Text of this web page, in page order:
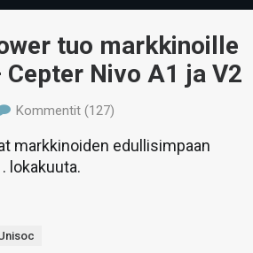
tuo markkinoille
Nivo A1 ja V2
Kommentit (127)
markkinoiden edullisimpaan
lokakuuta.